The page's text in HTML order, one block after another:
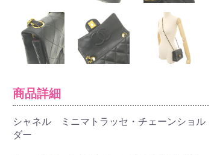
商品詳細
シャネル ミニマトラッセ・チェーンショル
ダー